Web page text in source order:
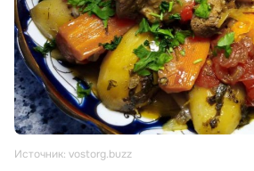
Источник: vostorg.buzz